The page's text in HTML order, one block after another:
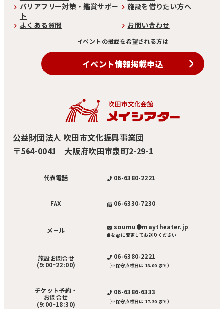
バリアフリー対策・鑑賞サポー
ト
施設を借りたい方へ
よくある質問
お問い合わせ
イベントの掲載を希望される方は
イベント情報掲載申込
公益財団法人 吹田市文化振興事業団
〒564-0041 大阪府吹田市泉町2-29-1
代表電話 06-6380-2221
FAX 06-6330-7230
メール soumu●maytheater.jp
●を@に変更してお送りください
施設お問合せ
(9:00~22:00)
06-6380-2221
（※保守点検日は 18:00 まで）
チケット予約・
お問合せ
(9:00~18:30)
06-6386-6333
（※保守点検日は 17:30 まで）